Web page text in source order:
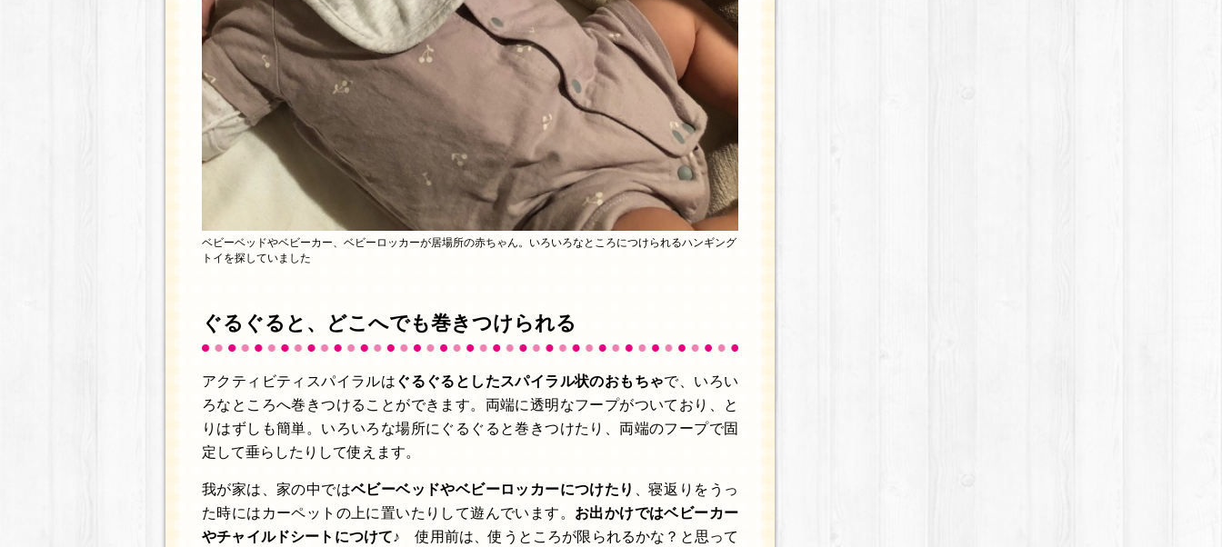
ベビーベッドやベビーカー、ベビーロッカーが居場所の赤ちゃん。いろいろなところにつけられるハンギング
トイを探していました
ぐるぐると、どこへでも巻きつけられる
アクティビティスパイラルは ぐるぐるとしたスパイラル状のおもちゃで、いろい
ろなところへ巻きつけることができます。両端に透明なフープがついており、と
りはずしも簡単。いろいろな場所にぐるぐると巻きつけたり、両端のフープで固
定して垂らしたりして使えます。
我が家は、家の中ではベビーベッドやベビーロッカーにつけたり
、寝返りをうっ
た時にはカーペットの上に置いたりして遊んでいます。 お出かけではベビーカー
やチャイルドシートにつけて♪ 使用前は、使うところが限られるかな？と思って